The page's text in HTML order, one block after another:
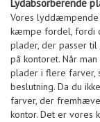
Lydabsorberende
Vores
kæmpe fordel, fordi
plader, der passer
på kontoret. Når
plader i flere farver,
beslutning. Da du
farver, der
kontor. Det er vores